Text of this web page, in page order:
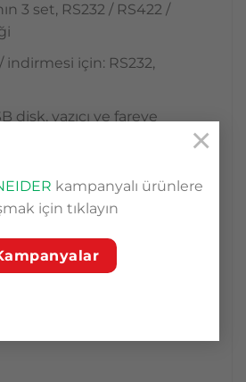
kampanyalı ürünlere
için tıklayın
×
3 set, RS232 / RS422 /
indirmesi için: RS232,
disk, yazıcı ve fareye
IP65 ile
destekler